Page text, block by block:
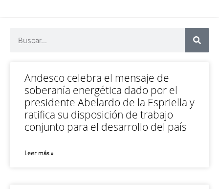
Andesco celebra el mensaje de
soberanía energética dado por el
presidente Abelardo de la Espriella y
ratifica su disposición de trabajo
conjunto para el desarrollo del país
Leer más »